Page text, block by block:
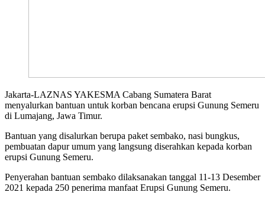
Jakarta-LAZNAS YAKESMA Cabang Sumatera Barat
menyalurkan bantuan untuk korban bencana erupsi Gunung Semeru
di Lumajang, Jawa Timur.
Bantuan yang disalurkan berupa paket sembako, nasi bungkus,
pembuatan dapur umum yang langsung diserahkan kepada korban
erupsi Gunung Semeru.
Penyerahan bantuan sembako dilaksanakan tanggal 11-13 Desember
2021 kepada 250 penerima manfaat Erupsi Gunung Semeru.